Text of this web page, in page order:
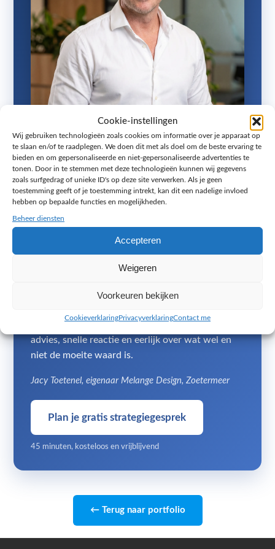
Cookie-instellingen
Wij gebruiken technologieën zoals cookies om informatie over je apparaat op
te slaan en/of te raadplegen. We doen dit met als doel om de beste ervaring te
bieden en om gepersonaliseerde en niet-gepersonaliseerde advertenties te
tonen. Door in te stemmen met deze technologieën kunnen wij gegevens
zoals surfgedrag of unieke ID's op deze site verwerken. Als je geen
toestemming geeft of je toestemming intrekt, kan dit een nadelige invloed
hebben op bepaalde functies en mogelijkheden.
Beheer diensten
Accepteren
Weigeren
Voorkeuren bekijken
CookieverklaringPrivacyverklaringContact me
Ook op zoek naar een folder met
verspreiding in jouw regio?
Van ontwerp tot verspreiding: een totaalpakket
zodat jouw boodschap bij de juiste mensen
terechtkomt. In een gratis strategiegesprek van
45 minuten denk ik met je mee over de beste
Geen accountmanager en geen tussenlaag: je
van Melange Design uit Zoetermeer. Persoonlijk
advies, snelle reactie en eerlijk over wat wel en
niet de moeite waard is.
Jacy Toetenel, eigenaar Melange Design, Zoetermeer
Plan je gratis strategiegesprek
45 minuten, kosteloos en vrijblijvend
← Terug naar portfolio